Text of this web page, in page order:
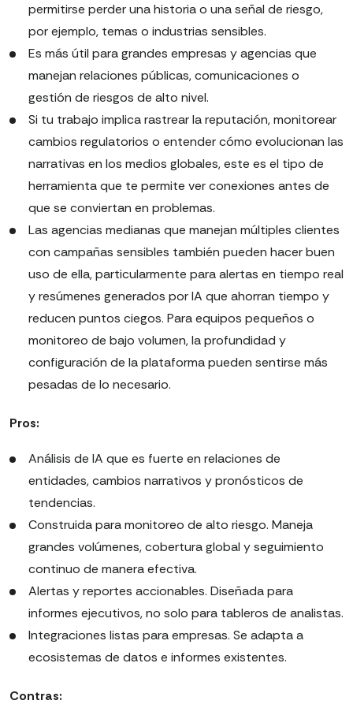
permitirse perder una historia o una señal de riesgo,
por ejemplo, temas o industrias sensibles.
Es más útil para grandes empresas y agencias que
manejan relaciones públicas, comunicaciones o
gestión de riesgos de alto nivel.
Si tu trabajo implica rastrear la reputación, monitorear
cambios regulatorios o entender cómo evolucionan las
narrativas en los medios globales, este es el tipo de
herramienta que te permite ver conexiones antes de
que se conviertan en problemas.
Las agencias medianas que manejan múltiples clientes
con campañas sensibles también pueden hacer buen
uso de ella, particularmente para alertas en tiempo real
y resúmenes generados por IA que ahorran tiempo y
reducen puntos ciegos. Para equipos pequeños o
monitoreo de bajo volumen, la profundidad y
configuración de la plataforma pueden sentirse más
pesadas de lo necesario.
Pros:
Análisis de IA que es fuerte en relaciones de
entidades, cambios narrativos y pronósticos de
tendencias.
Construida para monitoreo de alto riesgo. Maneja
grandes volúmenes, cobertura global y seguimiento
continuo de manera efectiva.
Alertas y reportes accionables. Diseñada para
informes ejecutivos, no solo para tableros de analistas.
Integraciones listas para empresas. Se adapta a
ecosistemas de datos e informes existentes.
Contras: